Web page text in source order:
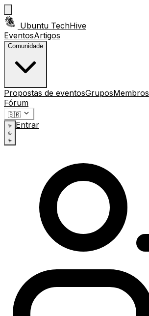
Ubuntu TechHive
EventosArtigos
Comunidade
Propostas de eventosGruposMembros
Fórum
🇧🇷
Entrar